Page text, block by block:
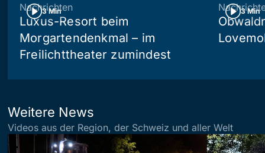
3 Min
Nachrichten
Luxus-Resort beim
Morgartendenkmal – im
Freilichttheater zumindest
3 Min
Weitere News
Videos aus der Region, der Schweiz und aller Welt